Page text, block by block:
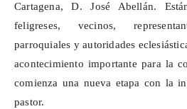
Cartagena, D. José Abellán.
feligreses, vecinos,
parroquiales y autoridades
acontecimiento importante para la
comienza una nueva etapa con la
pastor.